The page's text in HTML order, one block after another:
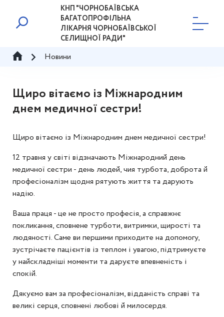
КНП "ЧОРНОБАЇВСЬКА
БАГАТОПРОФІЛЬНА
ЛІКАРНЯ ЧОРНОБАЇВСЬКОЇ
СЕЛИЩНОЇ РАДИ"
Новини
Щиро вітаємо із Міжнародним
днем медичної сестри!
Щиро вітаємо із Міжнародним днем медичної сестри!
12 травня у світі відзначають Міжнародний день
медичної сестри - день людей, чия турбота, доброта й
професіоналізм щодня рятують життя та дарують
надію.
Ваша праця - це не просто професія, а справжнє
покликання, сповнене турботи, витримки, щирості та
людяності. Саме ви першими приходите на допомогу,
зустрічаєте пацієнтів із теплом і увагою, підтримуєте
у найскладніші моменти та даруєте впевненість і
спокій.
Дякуємо вам за професіоналізм, відданість справі та
великі серця, сповнені любові й милосердя.